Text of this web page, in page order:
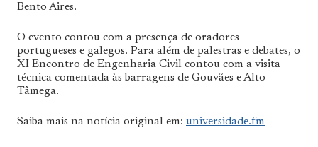
Bento Aires.
O evento contou com a presença de oradores
portugueses e galegos. Para além de palestras e debates, o
XI Encontro de Engenharia Civil contou com a visita
técnica comentada às barragens de Gouvães e Alto
Tâmega.
Saiba mais na notícia original em: universidade.fm